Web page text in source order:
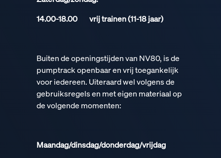
14.00-18.00 vrij trainen (11-18 jaar)
Buiten de openingstijden van NV80, is de
pumptrack openbaar en vrij toegankelijk
voor iedereen. Uiteraard wel volgens de
gebruiksregels en met eigen materiaal op
de volgende momenten:
Maandag/dinsdag/donderdag/vrijdag